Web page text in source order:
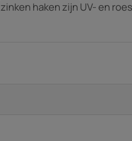
haken zijn UV- en